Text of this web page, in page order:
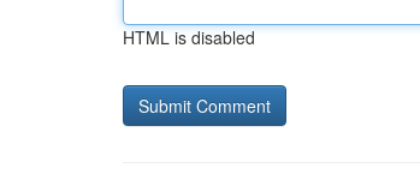
HTML is disabled